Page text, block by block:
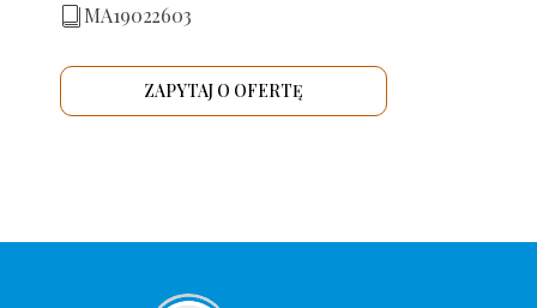
MA19022603
ZAPYTAJ O OFERTĘ